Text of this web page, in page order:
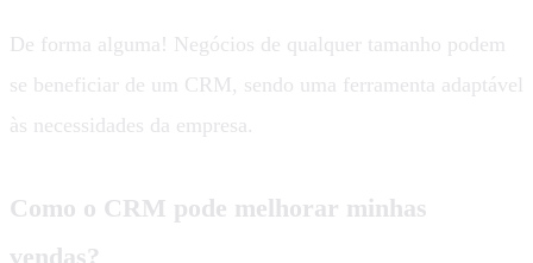
De forma alguma! Negócios de qualquer tamanho podem
se beneficiar de um CRM, sendo uma ferramenta adaptável
às necessidades da empresa.
Como o CRM pode melhorar minhas
vendas?